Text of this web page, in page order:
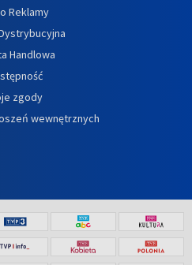
Reklamy
Handlowa
zgody
wewnętrznych